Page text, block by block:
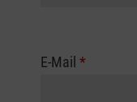
E-Mail *